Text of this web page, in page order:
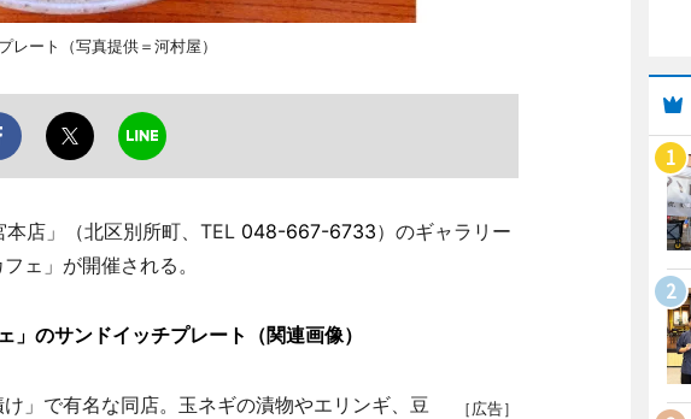
ート（写真提供＝河村屋）
店」（北区別所町、TEL 048-667-6733）のギャラリー
ェ」が開催される。
のサンドイッチプレート（関連画像）
［広告］
」で有名な同店。玉ネギの漬物やエリンギ、豆